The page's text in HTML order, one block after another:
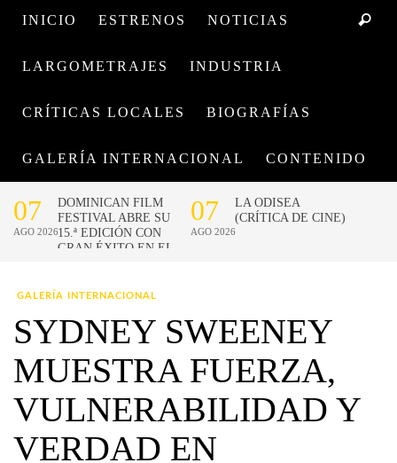
INICIO ESTRENOS NOTICIAS
LARGOMETRAJES INDUSTRIA
CRÍTICAS LOCALES BIOGRAFÍAS
GALERÍA INTERNACIONAL CONTENIDO
GALERÍA INTERNACIONAL
SYDNEY SWEENEY
MUESTRA FUERZA,
VULNERABILIDAD Y
VERDAD EN